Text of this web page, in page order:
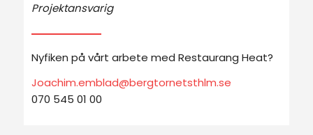
Projektansvarig
Nyfiken på vårt arbete med Restaurang Heat?
Joachim.emblad@bergtornetsthlm.se
070 545 01 00